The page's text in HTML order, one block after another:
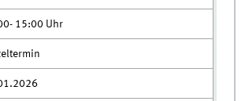
15:00 Uhr